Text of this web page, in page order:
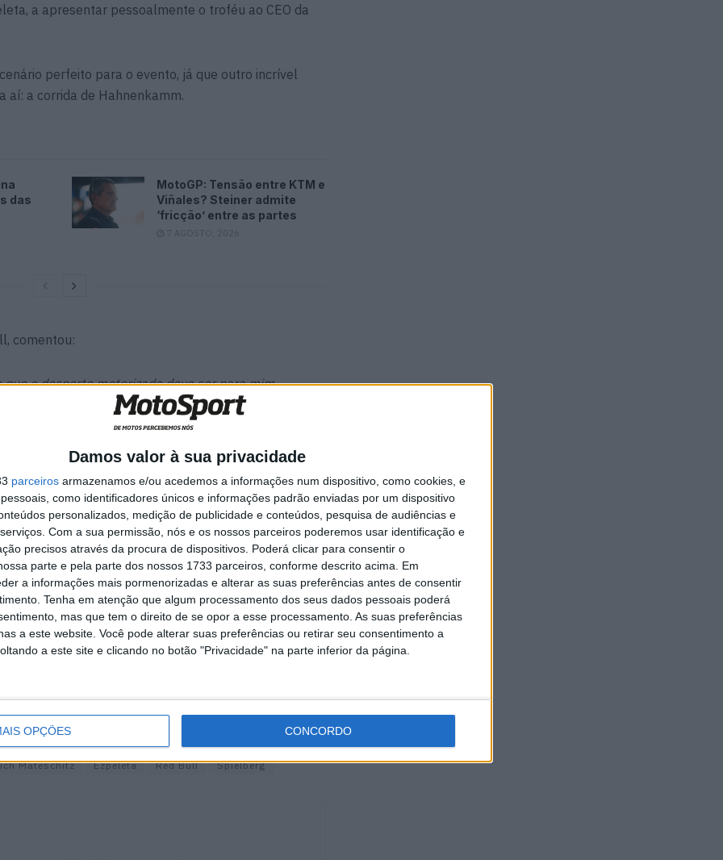
Damos valor à sua privacidade
parceiros armazenamos e/ou acedemos a informações num dispositivo, como cookies, e
como identificadores únicos e informações padrão enviadas por um dispositivo
personalizados, medição de publicidade e conteúdos, pesquisa de audiências e
Com a sua permissão, nós e os nossos parceiros poderemos usar identificação e
precisos através da procura de dispositivos. Poderá clicar para consentir o
parte e pela parte dos nossos 1733 parceiros, conforme descrito acima. Em
a informações mais pormenorizadas e alterar as suas preferências antes de consentir
Tenha em atenção que algum processamento dos seus dados pessoais poderá
mas que tem o direito de se opor a esse processamento. As suas preferências
a este website. Você pode alterar suas preferências ou retirar seu consentimento a
a este site e clicando no botão "Privacidade" na parte inferior da página.
OPÇÕES CONCORDO
a apresentar pessoalmente o troféu ao CEO da
perfeito para o evento, já que outro incrível
aí: a corrida de Hahnenkamm.
das
MotoGP: Tensão entre KTM e
Viñales? Steiner admite
‘fricção’ entre as partes
7 AGOSTO, 2026
comentou:
que o desporto motorizado deve ser para mim.
duas vezes o Prémio de melhor Grand Prix desta
de orgulho e é um reconhecimento de todo o
de semana de corrida.Uma recompensa ainda maior
os da Red Bull Ring e também os que assistem ao
ao Spielberg mostra o nosso compromisso de longo
mostra o quanto apreciamos Carmelo Ezpeleta”.
acrescentou: “Estou muito feliz por ver a Áustria
Prémio e por estar aqui neste belo país para
Mateschitz. O Red Bull Ring é uma instalação
incrível, com ótimas instalações e funcionários que
todos que visitam Spielberg ficam grandes fãs da
esse Prémio.”
corridas espetaculares desde que voltámos a
todos ansiosos para voltar este ano!”
Mateschitz Ezpeleta Red Bull Spielberg